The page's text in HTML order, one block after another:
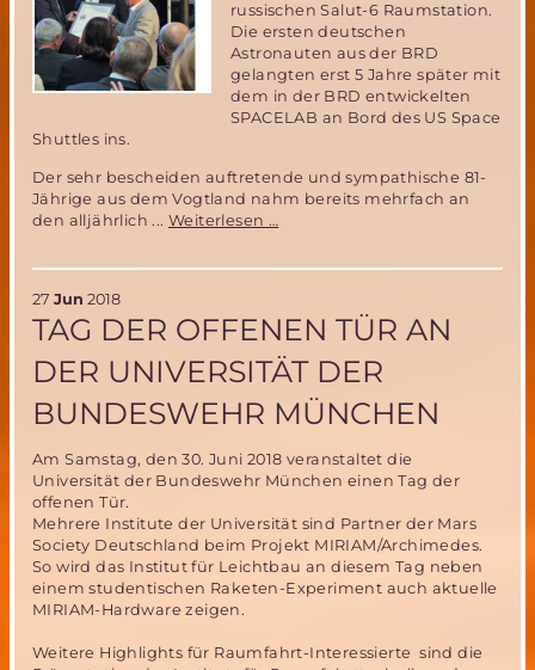
russischen Salut-6 Raumstation.
Die ersten deutschen
Astronauten aus der BRD
gelangten erst 5 Jahre später mit
dem in der BRD entwickelten
SPACELAB an Bord des US Space
Shuttles ins.
Der sehr bescheiden auftretende und sympathische 81-
Jährige aus dem Vogtland nahm bereits mehrfach an
den alljährlich ...Weiterlesen …
ersten
Astronauten
All
27 Jun 2018
TAG DER OFFENEN TÜR AN
DER UNIVERSITÄT DER
BUNDESWEHR MÜNCHEN
Am Samstag, den 30. Juni 2018 veranstaltet die
Universität der Bundeswehr München einen Tag der
offenen Tür.
Mehrere Institute der Universität sind Partner der Mars
Society Deutschland beim Projekt MIRIAM/Archimedes.
So wird das Institut für Leichtbau an diesem Tag neben
einem studentischen Raketen-Experiment auch aktuelle
MIRIAM-Hardware zeigen.
Weitere Highlights für Raumfahrt-Interessierte sind die